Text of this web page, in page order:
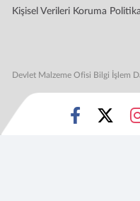
Kişisel Verileri Koruma
Devlet Malzeme Ofisi Bilgi İşlem